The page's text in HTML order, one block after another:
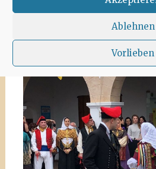
Ablehnen
Vorlieben